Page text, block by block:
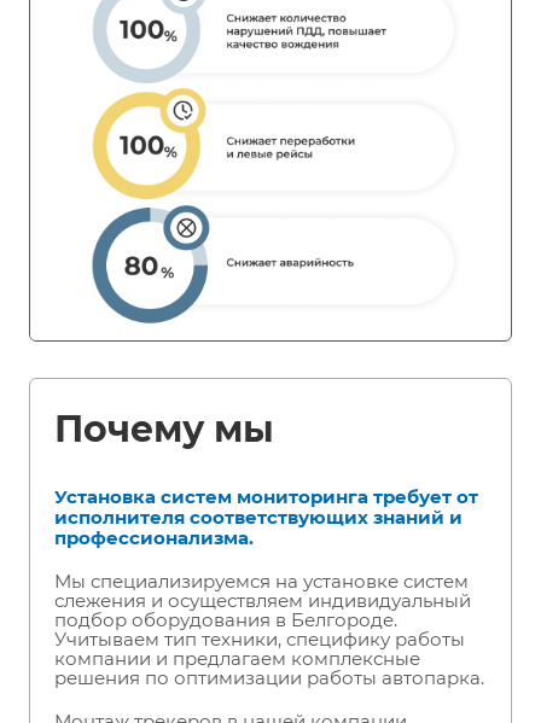
Почему мы
Установка систем мониторинга требует от
исполнителя соответствующих знаний и
профессионализма.
Мы специализируемся на установке систем
слежения и осуществляем индивидуальный
подбор оборудования в Белгороде.
Учитываем тип техники, специфику работы
компании и предлагаем комплексные
решения по оптимизации работы автопарка.